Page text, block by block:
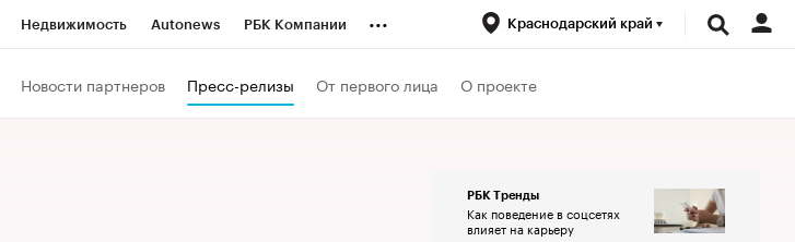
Недвижимость Autonews РБК Компании ... Краснодарский край
Новости партнеров Пресс-релизы От первого лица О проекте
РБК Тренды
Как поведение в соцсетях
влияет на карьеру